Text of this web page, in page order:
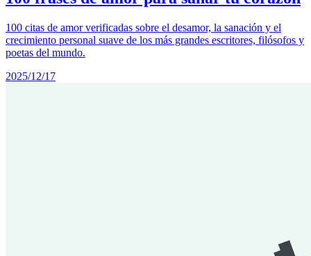
100 citas de amor verificadas sobre el desamor, la sanación y el
crecimiento personal suave de los más grandes escritores, filósofos y
poetas del mundo.
2025/12/17